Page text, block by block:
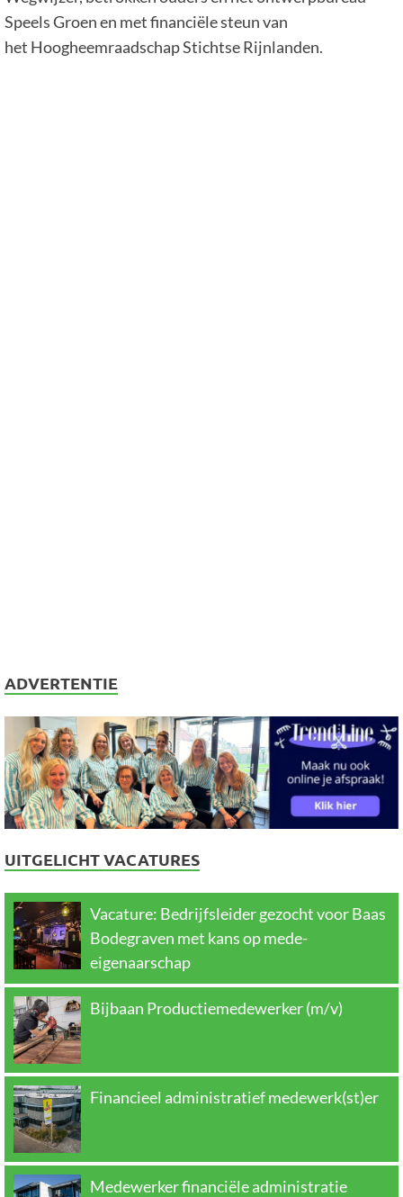
Speels Groen en met financiële steun van
het Hoogheemraadschap Stichtse Rijnlanden.
ADVERTENTIE
UITGELICHT VACATURES
Vacature: Bedrijfsleider gezocht voor Baas
Bodegraven met kans op mede-
eigenaarschap
Bijbaan Productiemedewerker (m/v)
Financieel administratief medewerk(st)er
Medewerker financiële administratie